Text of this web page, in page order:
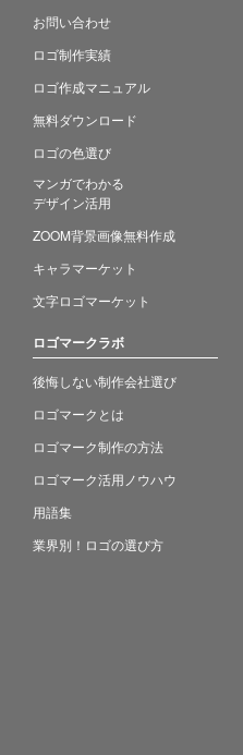
お問い合わせ
ロゴ制作実績
ロゴ作成マニュアル
無料ダウンロード
ロゴの色選び
マンガでわかる
デザイン活用
ZOOM背景画像無料作成
キャラマーケット
文字ロゴマーケット
ロゴマークラボ
後悔しない制作会社選び
ロゴマークとは
ロゴマーク制作の方法
ロゴマーク活用ノウハウ
用語集
業界別！ロゴの選び方